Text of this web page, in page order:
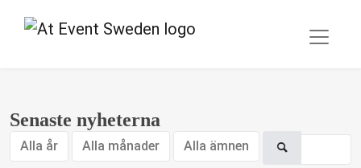
Senaste nyheterna
Alla år Alla månader Alla ämnen